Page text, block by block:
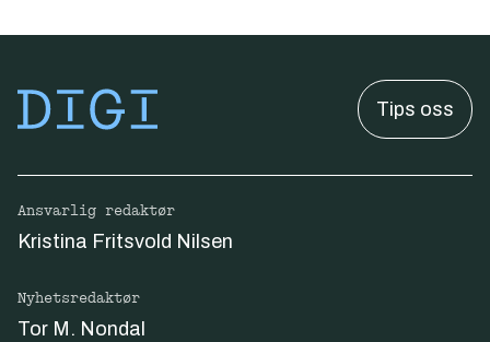
Tips oss
Ansvarlig redaktør
Kristina Fritsvold Nilsen
Nyhetsredaktør
Tor M. Nondal